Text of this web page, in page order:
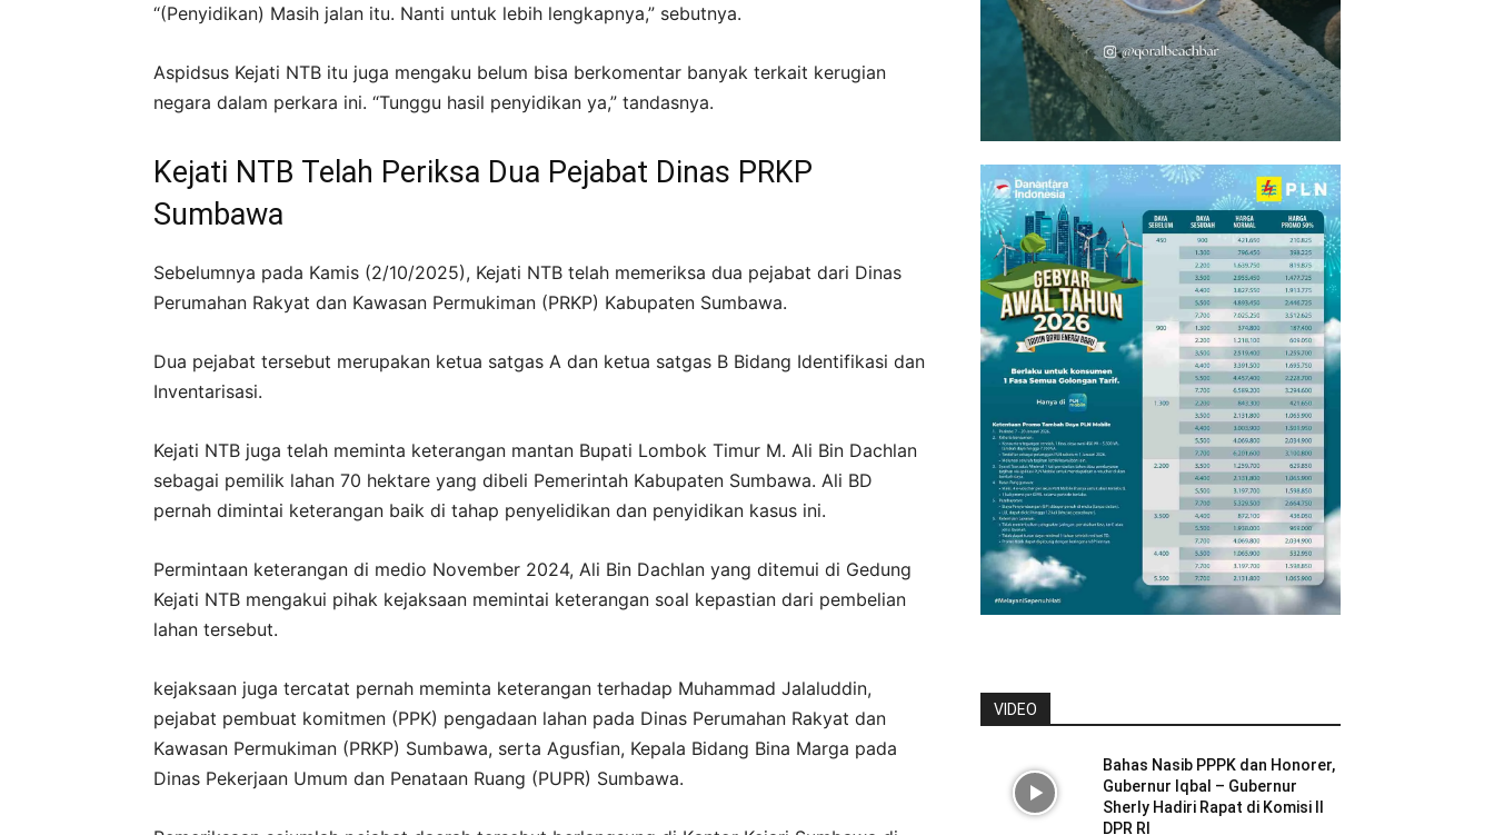
“(Penyidikan) Masih jalan itu. Nanti untuk lebih lengkapnya,” sebutnya.
Aspidsus Kejati NTB itu juga mengaku belum bisa berkomentar banyak terkait kerugian
negara dalam perkara ini. “Tunggu hasil penyidikan ya,” tandasnya.
Kejati NTB Telah Periksa Dua Pejabat Dinas PRKP
Sumbawa
Sebelumnya pada Kamis (2/10/2025), Kejati NTB telah memeriksa dua pejabat dari Dinas
Perumahan Rakyat dan Kawasan Permukiman (PRKP) Kabupaten Sumbawa.
Dua pejabat tersebut merupakan ketua satgas A dan ketua satgas B Bidang Identifikasi dan
Inventarisasi.
Kejati NTB juga telah meminta keterangan mantan Bupati Lombok Timur M. Ali Bin Dachlan
sebagai pemilik lahan 70 hektare yang dibeli Pemerintah Kabupaten Sumbawa. Ali BD
pernah dimintai keterangan baik di tahap penyelidikan dan penyidikan kasus ini.
Permintaan keterangan di medio November 2024, Ali Bin Dachlan yang ditemui di Gedung
Kejati NTB mengakui pihak kejaksaan memintai keterangan soal kepastian dari pembelian
lahan tersebut.
kejaksaan juga tercatat pernah meminta keterangan terhadap Muhammad Jalaluddin,
pejabat pembuat komitmen (PPK) pengadaan lahan pada Dinas Perumahan Rakyat dan
Kawasan Permukiman (PRKP) Sumbawa, serta Agusfian, Kepala Bidang Bina Marga pada
Dinas Pekerjaan Umum dan Penataan Ruang (PUPR) Sumbawa.
VIDEO
Bahas Nasib PPPK dan Honorer,
Gubernur Iqbal – Gubernur
Sherly Hadiri Rapat di Komisi II
DPR RI